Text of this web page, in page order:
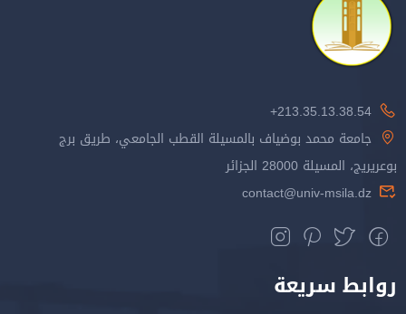
213.35.13.38.54+
جامعة محمد بوضياف بالمسيلة القطب الجامعي، طريق برج
بوعريريج، المسيلة 28000 الجزائر
contact@univ-msila.dz
روابط سريعة